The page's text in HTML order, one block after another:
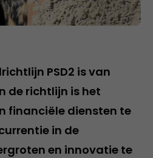
PSD2 is van
de richtlijn is het
financiële diensten te
in de
en innovatie te